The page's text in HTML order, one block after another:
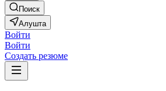
Поиск
Алушта
Войти
Войти
Создать резюме